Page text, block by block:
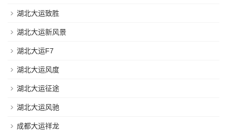
湖北大运致胜
湖北大运新风景
湖北大运F7
湖北大运风度
湖北大运征途
湖北大运风驰
成都大运祥龙